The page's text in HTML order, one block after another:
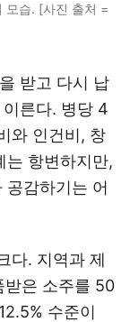
모습. [사진 출처 =
받고 다시 납
른다. 병당 4
와 인건비, 창
는 항변하지만,
공감하기는 어
다. 지역과 제
받은 소주를 50
수준이